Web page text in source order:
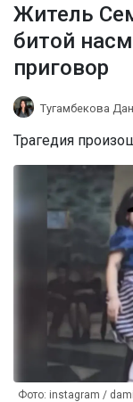
Житель
битой
приговор
Тугамбекова
Трагедия
Фото: instagram /